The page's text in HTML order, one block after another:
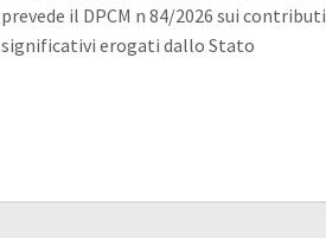
prevede il DPCM n 84/2026 sui contributi
significativi erogati dallo Stato